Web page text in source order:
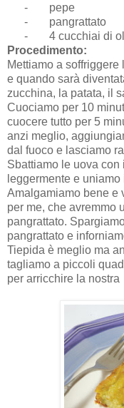
-
pepe
-
pangrattato
-
4 cucchiai di
Procedimento:
Mettiamo a
e quando sarà
zucchina, la patata, il
Cuociamo per 10
cuocere tutto per 5
anzi meglio,
dal fuoco e lasciamo
Sbattiamo le uova
leggermente e
Amalgamiamo bene e
per me, che avremmo
pangrattato.
pangrattato e
Tiepida è meglio ma
tagliamo a piccoli
per arricchire la